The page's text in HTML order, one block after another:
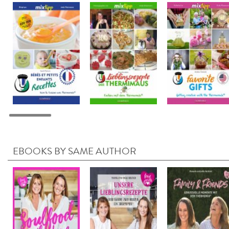
EBOOKS BY SAME AUTHOR